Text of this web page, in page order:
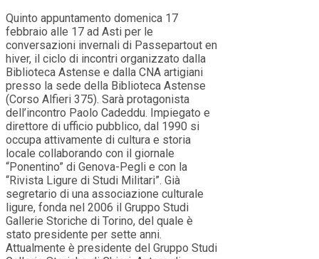
Quinto appuntamento domenica 17
febbraio alle 17 ad Asti per le
conversazioni invernali di Passepartout en
hiver, il ciclo di incontri organizzato dalla
Biblioteca Astense e dalla CNA artigiani
presso la sede della Biblioteca Astense
(Corso Alfieri 375). Sarà protagonista
dell’incontro Paolo Cadeddu. Impiegato e
direttore di ufficio pubblico, dal 1990 si
occupa attivamente di cultura e storia
locale collaborando con il giornale
“Ponentino” di Genova-Pegli e con la
“Rivista Ligure di Studi Militari”. Già
segretario di una associazione culturale
ligure, fonda nel 2006 il Gruppo Studi
Gallerie Storiche di Torino, del quale è
stato presidente per sette anni.
Attualmente è presidente del Gruppo Studi